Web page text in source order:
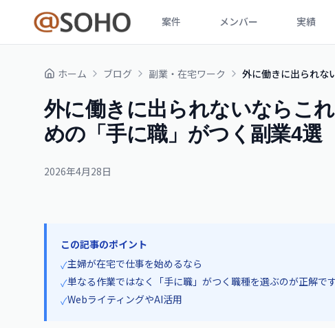
案件 メンバー 実績
ホーム ブログ 副業・在宅ワーク 外に働きに出られな
外に働きに出られないならこ
めの「手に職」がつく副業4選
2026年4月28日
この記事のポイント
✓主婦が在宅で仕事を始めるなら
✓単なる作業ではなく「手に職」がつく職種を選ぶのが正解で
✓WebライティングやAI活用